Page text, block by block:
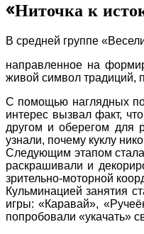
«Ниточка к
В средней группе
направленное на
живой символ традиций,
С помощью наглядных
интерес вызвал факт,
другом и оберегом для
узнали, почему куклу
Следующим этапом стала
раскрашивали и
зрительно-моторной
Кульминацией занятия
игры: «Каравай»,
попробовали «укачать»